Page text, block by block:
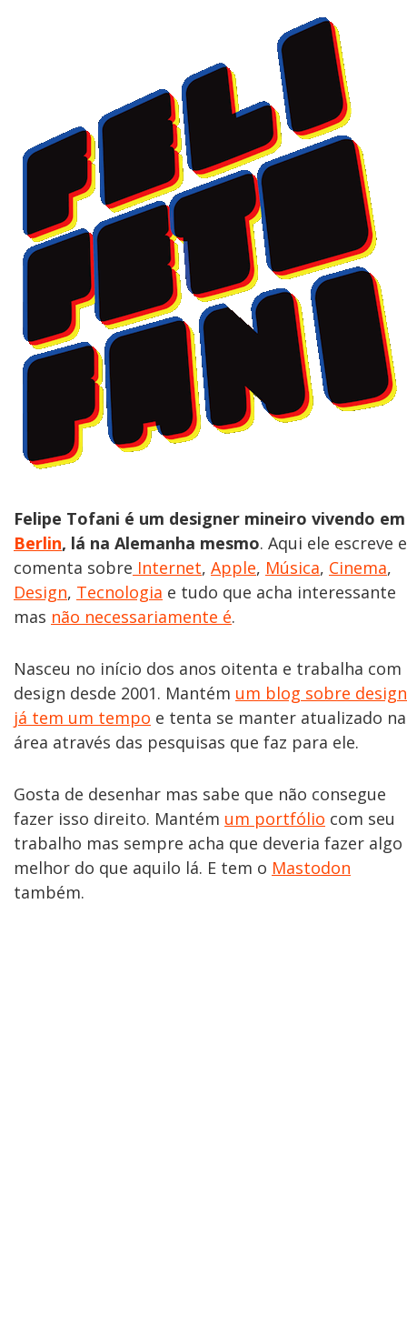
Felipe Tofani é um designer mineiro vivendo em
Berlin, lá na Alemanha mesmo. Aqui ele escreve e
comenta sobre Internet, Apple, Música, Cinema,
Design, Tecnologia e tudo que acha interessante
mas não necessariamente é.
Nasceu no início dos anos oitenta e trabalha com
design desde 2001. Mantém um blog sobre design
já tem um tempo e tenta se manter atualizado na
área através das pesquisas que faz para ele.
Gosta de desenhar mas sabe que não consegue
fazer isso direito. Mantém um portfólio com seu
trabalho mas sempre acha que deveria fazer algo
melhor do que aquilo lá. E tem o Mastodon
também.